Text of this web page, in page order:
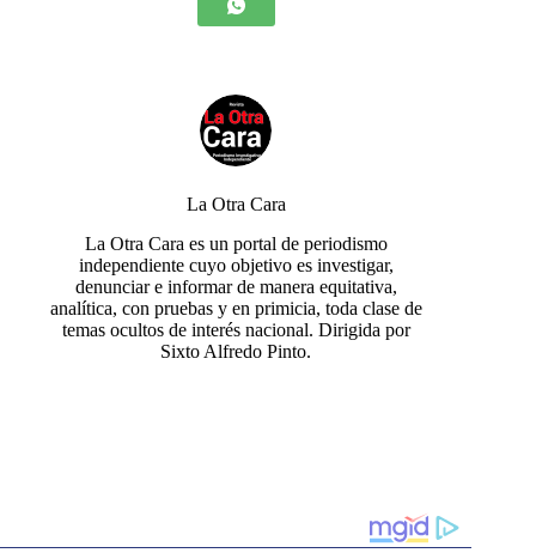
La Otra Cara
La Otra Cara es un portal de periodismo
independiente cuyo objetivo es investigar,
denunciar e informar de manera equitativa,
analítica, con pruebas y en primicia, toda clase de
temas ocultos de interés nacional. Dirigida por
Sixto Alfredo Pinto.